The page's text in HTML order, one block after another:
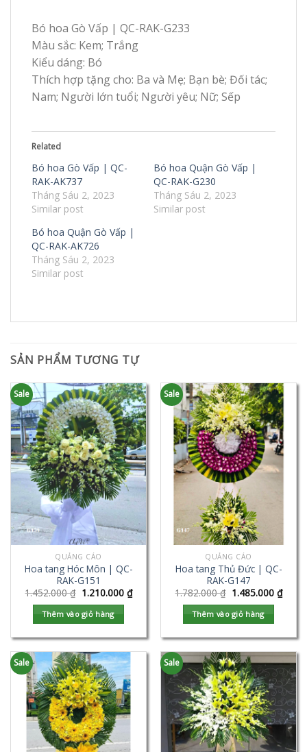
Bó hoa Gò Vấp | QC-RAK-G233
Màu sắc: Kem; Trắng
Kiểu dáng: Bó
Thích hợp tặng cho: Ba và Mẹ; Bạn bè; Đối tác;
Nam; Người lớn tuổi; Người yêu; Nữ; Sếp
Related
Bó hoa Gò Vấp | QC-
RAK-AK737
Tháng Sáu 2, 2023
Similar post
Bó hoa Quận Gò Vấp |
QC-RAK-G230
Tháng Sáu 2, 2023
Similar post
Bó hoa Quận Gò Vấp |
QC-RAK-AK726
Tháng Sáu 2, 2023
Similar post
SẢN PHẨM TƯƠNG TỰ
Sale
QUẢNG CÁO
Hoa tang Hóc Môn | QC-
RAK-G151
1.452.000₫ 1.210.000 ₫
Thêm vào giỏ hàng
Sale
QUẢNG CÁO
Hoa tang Thủ Đức | QC-
RAK-G147
1.782.000₫ 1.485.000 ₫
Thêm vào giỏ hàng
Sale Sale